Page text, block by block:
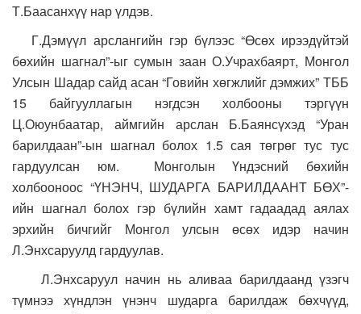
Т.Баасанхүү нар үлдэв.
Г.Дэмүүл арслангийн гэр бүлээс “Өсөх ирээдүйтэй
бөхийн шагнал”-ыг сумын заан О.Учрахбаярт, Монгол
Улсын Шадар сайд асан “Говийн хөгжлийг дэмжих” ТББ
15 байгууллагын нэгдсэн холбооны тэргүүн
Ц.Оюунбаатар, аймгийн арслан Б.Баянсүхэд “Уран
барилдаан”-ын шагнал болох 1.5 сая төгрөг тус тус
гардуулсан юм. Монголын Үндэсний бөхийн
холбооноос “ҮНЭНЧ, ШУДАРГА БАРИЛДААНТ БӨХ”-
ийн шагнал болох гэр бүлийн хамт гадаадад аялах
эрхийн бичгийг Монгол улсын өсөх идэр начин
Л.Энхсаруулд гардуулав.
Л.Энхсаруул начин нь аливаа барилдаанд үзэгч
түмнээ хүндлэн үнэнч шударга барилдаж бөхчүүд,